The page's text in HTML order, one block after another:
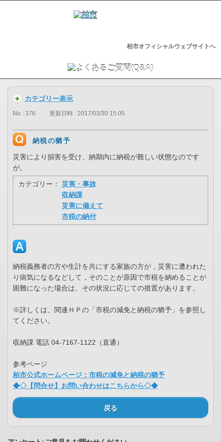
柏市オフィシャルウェブサイトへ
カテゴリー表示
No : 376 更新日時 : 2017/03/30 15:05
納税の猶予
災害により損害を受け、納期内に納税が難しい状態なのです
が。
カテゴリー：
災害・事故
収納課
災害に備えて
市税の納付
納税義務者の方や生計を共にする家族の方が，災害に遭われた
り病気になるなどして，そのことが原因で市税を納めることが
困難になった場合は、その状況に応じての措置があります。
※詳しくは、関連ＨＰの「市税の減免と納税の猶予」を参照し
てください。
収納課 電話 04-7167-1122（直通）
参考ページ
柏市公式ホームページ：市税の減免と納税の猶予
◆◇【問合せ】お問い合わせはこちらから◇◆
戻る